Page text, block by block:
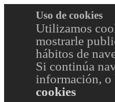
Uso de cookies
Utilizamos
mostrarle
hábitos de
Si continúa
información, o
cookies